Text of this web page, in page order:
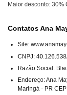
Maior desconto: 30%
Contatos Ana
Site:
CNPJ:
Razão Social :
Endereço:Ana
Maringá - PR